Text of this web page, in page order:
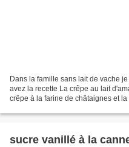
Dans la famille sans lait de vache
avez la recette La crêpe au lait
crêpe à la farine de châtaignes et
sucre vanillé à la